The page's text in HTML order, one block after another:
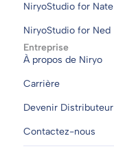
NiryoStudio for Nate
NiryoStudio for Ned
Entreprise
À propos de Niryo
Carrière
Devenir Distributeur
Contactez-nous